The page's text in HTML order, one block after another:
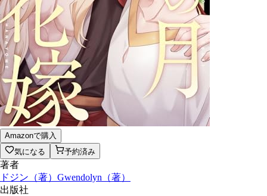
Amazonで購入
気になる
予約済み
著者
ドジン （著） Gwendolyn （著）
出版社